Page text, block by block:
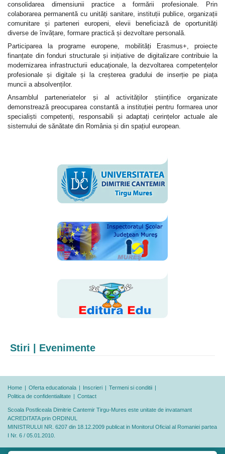
Stiri | Evenimente
consolidarea dimensiunii practice a formării profesionale. Prin
colaborarea permanentă cu unități sanitare, instituții publice, organizații
comunitare și parteneri europeni, elevii beneficiază de oportunități
diverse de învățare, formare practică și dezvoltare personală.
Participarea la programe europene, mobilități Erasmus+, proiecte
finanțate din fonduri structurale și inițiative de digitalizare contribuie la
modernizarea infrastructurii educaționale, la dezvoltarea competențelor
profesionale și digitale și la creșterea gradului de inserție pe piața
muncii a absolvenților.
Ansamblul parteneriatelor și al activităților științifice organizate
demonstrează preocuparea constantă a instituției pentru formarea unor
specialiști competenți, responsabili și adaptați cerințelor actuale ale
sistemului de sănătate din România și din spațiul european.
Home | Oferta educationala | Inscrieri | Termeni si conditii |
Politica de confidentialitate | Contact
Scoala Postliceala Dimitrie Cantemir Tirgu-Mures este unitate de invatamant
ACREDITATA prin ORDINUL
MINISTRULUI NR. 6207 din 18.12.2009 publicat in Monitorul Oficial al Romaniei partea
I Nr. 6 / 05.01.2010.